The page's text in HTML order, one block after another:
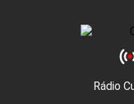
Rádio